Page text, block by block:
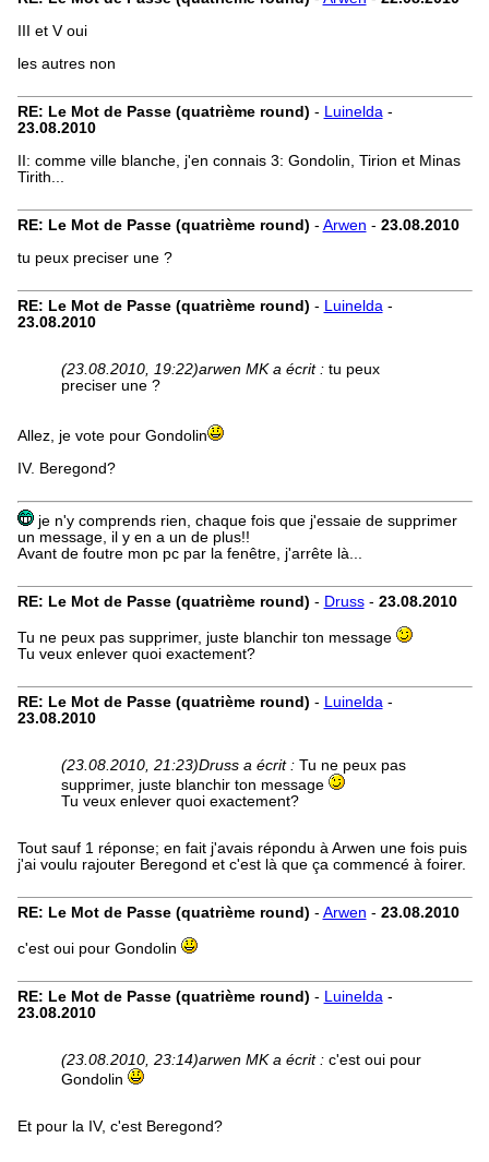
III et V oui
les autres non
RE: Le Mot de Passe (quatrième round) - Luinelda-
23.08.2010
II: comme ville blanche, j'en connais 3: Gondolin, Tirion et Minas
Tirith...
RE: Le Mot de Passe (quatrième round) - Arwen - 23.08.2010
tu peux preciser une ?
RE: Le Mot de Passe (quatrième round) - Luinelda-
23.08.2010
(23.08.2010, 19:22)arwen MK a écrit : tu peux
preciser une ?
Allez, je vote pour Gondolin
IV. Beregond?
je n'y comprends rien, chaque fois que j'essaie de supprimer
un message, il y en a un de plus!!
Avant de foutre mon pc par la fenêtre, j'arrête là...
RE: Le Mot de Passe (quatrième round) - Druss- 23.08.2010
Tu ne peux pas supprimer, juste blanchir ton message
Tu veux enlever quoi exactement?
RE: Le Mot de Passe (quatrième round) - Luinelda-
23.08.2010
(23.08.2010, 21:23)Druss a écrit : Tu ne peux pas
supprimer, juste blanchir ton message
Tu veux enlever quoi exactement?
Tout sauf 1 réponse; en fait j'avais répondu à Arwen une fois puis
j'ai voulu rajouter Beregond et c'est là que ça commencé à foirer.
RE: Le Mot de Passe (quatrième round) - Arwen - 23.08.2010
c'est oui pour Gondolin
RE: Le Mot de Passe (quatrième round) - Luinelda-
23.08.2010
(23.08.2010, 23:14)arwen MK a écrit : c'est oui pour
Gondolin
Et pour la IV, c'est Beregond?